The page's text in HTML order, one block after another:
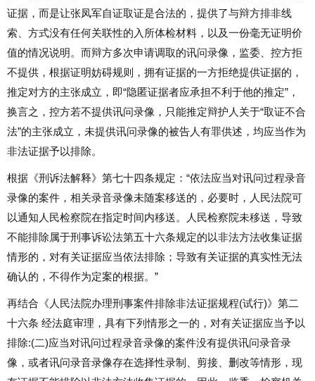
证据，而是让张凤军自证取证是合法的，提供了与辩方排非线
索、方式没有任何关联性的入所体检材料，以及一份毫无证明价
值的情况说明。而辩方多次申请调取的讯问录像，监委、控方拒
不提供，根据证明妨碍规则，拥有证据的一方拒绝提供证据的，
推定对方的主张成立，即“隐匿证据者应承担不利于他的推定”，
换言之，控方若不提供讯问录像，只能推定辩护人关于“取证不合
法”的主张成立，未提供讯问录像的被告人有罪供述，均应当作为
非法证据予以排除。
根据《刑诉法解释》第七十四条规定：“依法应当对讯问过程录音
录像的案件，相关录音录像未随案移送的，必要时，人民法院可
以通知人民检察院在指定时间内移送。人民检察院未移送，导致
不能排除属于刑事诉讼法第五十六条规定的以非法方法收集证据
情形的，对有关证据应当依法排除；导致有关证据的真实性无法
确认的，不得作为定案的根据。”
再结合《人民法院办理刑事案件排除非法证据规程(试行)》第二
十六条 经法庭审理，具有下列情形之一的，对有关证据应当予以
排除:(二)应当对讯问过程录音录像的案件没有提供讯问录音录
像，或者讯问录音录像存在选择性录制、剪接、删改等情形，现